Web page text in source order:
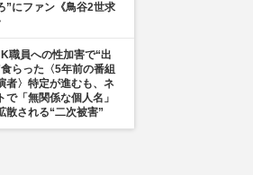
”にファン《鳥谷2世求
職員への性加害で“出
らった〈5年前の番組
者〉特定が進むも、ネ
で「無関係な個人名」
散される“二次被害”